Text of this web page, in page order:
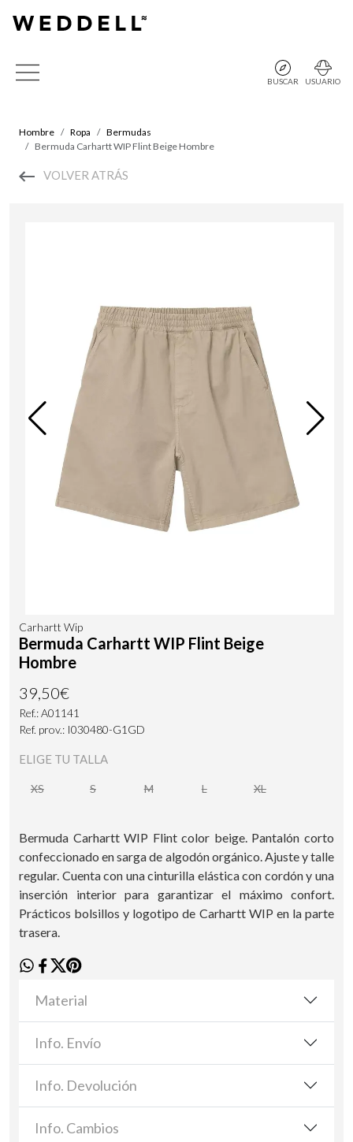
BUSCAR USUARIO
Hombre Ropa
Bermudas
Bermuda Carhartt WIP Flint Beige Hombre
VOLVER ATRÁS
Carhartt Wip
Bermuda Carhartt WIP Flint Beige
Hombre
39,50€
Ref.: A01141
Ref. prov.: I030480-G1GD
ELIGE TU TALLA
XS S M L XL
Bermuda Carhartt WIP Flint color beige. Pantalón corto
confeccionado en sarga de algodón orgánico. Ajuste y talle
regular. Cuenta con una cinturilla elástica con cordón y una
inserción interior para garantizar el máximo confort.
Prácticos bolsillos y logotipo de Carhartt WIP en la parte
trasera.
Material
Info. Envío
Info. Devolución
Info. Cambios